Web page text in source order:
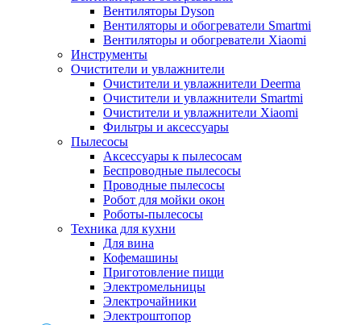
Вентиляторы Dyson
Вентиляторы и обогреватели Smartmi
Вентиляторы и обогреватели Xiaomi
Инструменты
Очистители и увлажнители
Очистители и увлажнители Deerma
Очистители и увлажнители Smartmi
Очистители и увлажнители Xiaomi
Фильтры и аксессуары
Пылесосы
Аксессуары к пылесосам
Беспроводные пылесосы
Проводные пылесосы
Робот для мойки окон
Роботы-пылесосы
Техника для кухни
Для вина
Кофемашины
Приготовление пищи
Электромельницы
Электрочайники
Электроштопор